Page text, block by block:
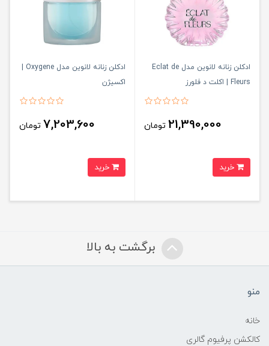
ادکلن زنانه لانوین مدل Eclat de
Fleurs | اکلت د فلورز
21,390,000 تومان
ادکلن زنانه لانوین مدل Oxygene |
اکسیژن
7,203,600 تومان
برگشت به بالا
منو
خانه
کالکشن پرفیوم گالری